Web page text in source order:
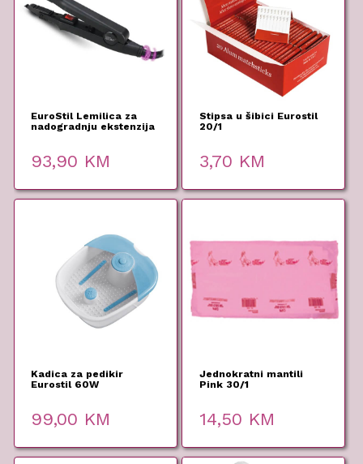
EuroStil Lemilica za
nadogradnju ekstenzija
93,90 KM
Stipsa u šibici Eurostil
20/1
3,70 KM
Kadica za pedikir
Eurostil 60W
99,00 KM
Jednokratni mantili
Pink 30/1
14,50 KM